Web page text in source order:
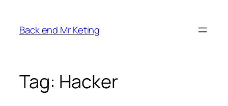
contenuto
Back end Mr Keting
Tag: Hacker